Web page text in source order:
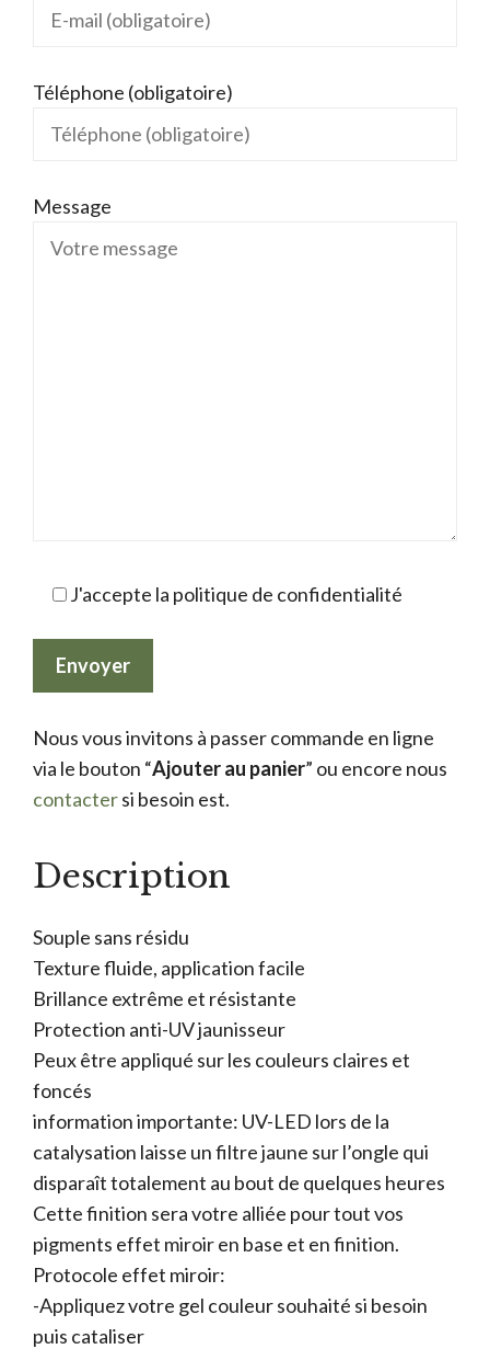
Téléphone (obligatoire)
Message
J'accepte la politique de confidentialité
Nous vous invitons à passer commande en ligne
via le bouton “Ajouter au panier” ou encore nous
contactersi besoin est.
Description
Souple sans résidu
Texture fluide, application facile
Brillance extrême et résistante
Protection anti-UV jaunisseur
Peux être appliqué sur les couleurs claires et
foncés
information importante: UV-LED lors de la
catalysation laisse un filtre jaune sur l’ongle qui
disparaît totalement au bout de quelques heures
Cette finition sera votre alliée pour tout vos
pigments effet miroir en base et en finition.
Protocole effet miroir:
-Appliquez votre gel couleur souhaité si besoin
puis cataliser